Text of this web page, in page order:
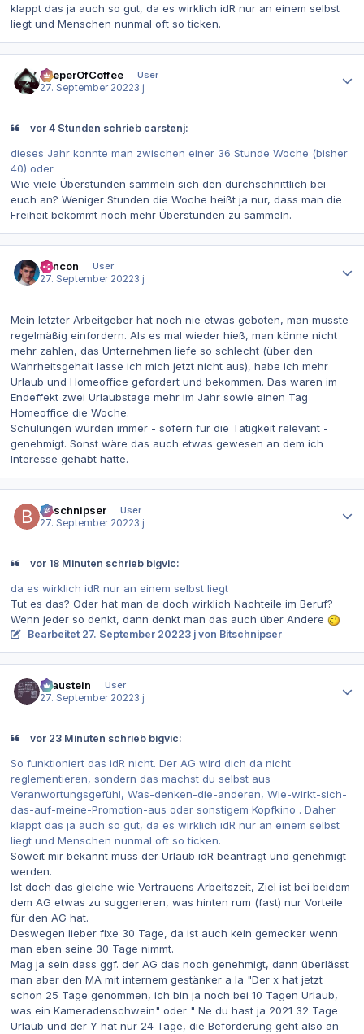
klappt das ja auch so gut, da es wirklich idR nur an einem selbst
liegt und Menschen nunmal oft so ticken.
KeeperOfCoffee
User
27. September 20223 j
vor 4 Stunden schrieb carstenj:
dieses Jahr konnte man zwischen einer 36 Stunde Woche (bisher
40) oder
Wie viele Überstunden sammeln sich den durchschnittlich bei
euch an? Weniger Stunden die Woche heißt ja nur, dass man die
Freiheit bekommt noch mehr Überstunden zu sammeln.
concon
User
27. September 20223 j
Mein letzter Arbeitgeber hat noch nie etwas geboten, man musste
regelmäßig einfordern. Als es mal wieder hieß, man könne nicht
mehr zahlen, das Unternehmen liefe so schlecht (über den
Wahrheitsgehalt lasse ich mich jetzt nicht aus), habe ich mehr
Urlaub und Homeoffice gefordert und bekommen. Das waren im
Endeffekt zwei Urlaubstage mehr im Jahr sowie einen Tag
Homeoffice die Woche.
Schulungen wurden immer - sofern für die Tätigkeit relevant -
genehmigt. Sonst wäre das auch etwas gewesen an dem ich
Interesse gehabt hätte.
Bitschnipser
User
27. September 20223 j
vor 18 Minuten schrieb bigvic:
da es wirklich idR nur an einem selbst liegt
Tut es das? Oder hat man da doch wirklich Nachteile im Beruf?
Wenn jeder so denkt, dann denkt man das auch über Andere
Bearbeitet 27. September 20223 j von Bitschnipser
Graustein
User
27. September 20223 j
vor 23 Minuten schrieb bigvic:
So funktioniert das idR nicht. Der AG wird dich da nicht
reglementieren, sondern das machst du selbst aus
Veranwortungsgefühl, Was-denken-die-anderen, Wie-wirkt-sich-
das-auf-meine-Promotion-aus oder sonstigem Kopfkino . Daher
klappt das ja auch so gut, da es wirklich idR nur an einem selbst
liegt und Menschen nunmal oft so ticken.
Soweit mir bekannt muss der Urlaub idR beantragt und genehmigt
werden.
Ist doch das gleiche wie Vertrauens Arbeitszeit, Ziel ist bei beidem
dem AG etwas zu suggerieren, was hinten rum (fast) nur Vorteile
für den AG hat.
Deswegen lieber fixe 30 Tage, da ist auch kein gemecker wenn
man eben seine 30 Tage nimmt.
Mag ja sein dass ggf. der AG das noch genehmigt, dann überlässt
man aber den MA mit internem gestänker a la "Der x hat jetzt
schon 25 Tage genommen, ich bin ja noch bei 10 Tagen Urlaub,
was ein Kameradenschwein" oder " Ne du hast ja 2021 32 Tage
Urlaub und der Y hat nur 24 Tage, die Beförderung geht also an